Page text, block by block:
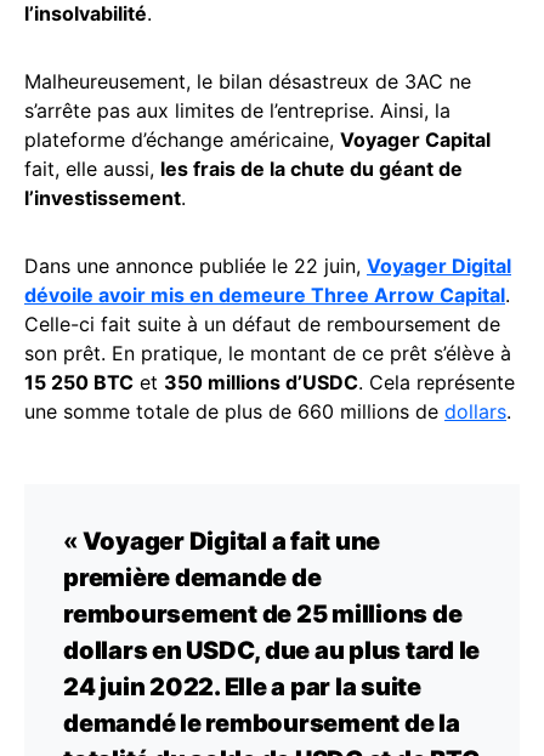
l’insolvabilité.
Malheureusement, le bilan désastreux de 3AC ne
s’arrête pas aux limites de l’entreprise. Ainsi, la
plateforme d’échange américaine, Voyager Capital
fait, elle aussi, les frais de la chute du géant de
l’investissement.
Dans une annonce publiée le 22 juin, Voyager Digital
dévoile avoir mis en demeure Three Arrow Capital.
Celle-ci fait suite à un défaut de remboursement de
son prêt. En pratique, le montant de ce prêt s’élève à
15 250 BTC et 350 millions d’USDC. Cela représente
une somme totale de plus de 660 millions de dollars.
«Voyager Digital a fait une
première demande de
remboursement de 25 millions de
dollars en USDC, due au plus tard le
24 juin 2022. Elle a par la suite
demandé le remboursement de la